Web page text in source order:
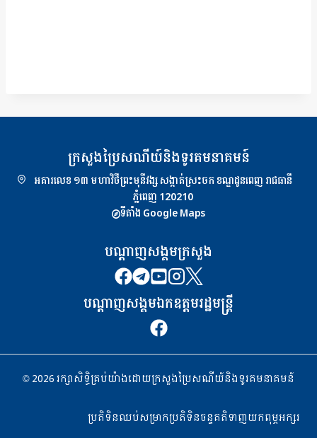
ក្រសួងប្រៃសណីយ៍និងទូរគមនាគមន៍
អគារលេខ ១៣ មហាវិថីព្រះមុនីវង្ស សង្កាត់ស្រះចក ខណ្ឌដូនពេញ រាជធានី
ភ្នំពេញ 120210
ទីតាំង Google Maps
បណ្ដាញសង្គមក្រសួង
បណ្ដាញសង្គមឯកឧត្តមរដ្ឋមន្ត្រី
© 2026 រក្សាសិទ្ធិគ្រប់យ៉ាងដោយក្រសួងប្រៃសណីយ៍និងទូរគមនាគមន៍
ប្រតិទិនឈប់សម្រាកប្រតិទិនចន្ទគតិទាញយកពុម្ភអក្សរ